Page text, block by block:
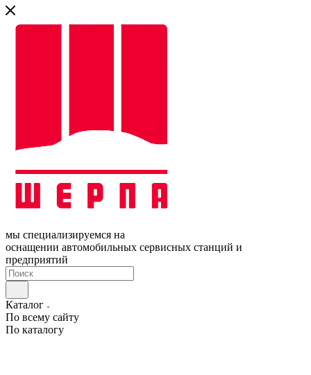
мы специализируемся на
оснащении автомобильных сервисных станций и
предприятий
Каталог
По всему сайту
По каталогу